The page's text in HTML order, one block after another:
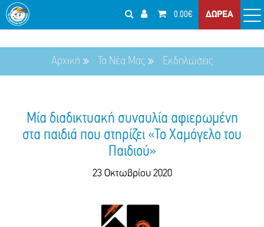
0.00€ ΔΩΡΕΑ
Αρχική Τα Νέα Μας Εκδηλώσεις
Μία διαδικτυακή συναυλία αφιερωμένη
στα παιδιά που στηρίζει «Το Χαμόγελο του
Παιδιού»
23 Οκτωβρίου 2020